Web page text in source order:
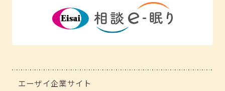
エーザイ企業サイト